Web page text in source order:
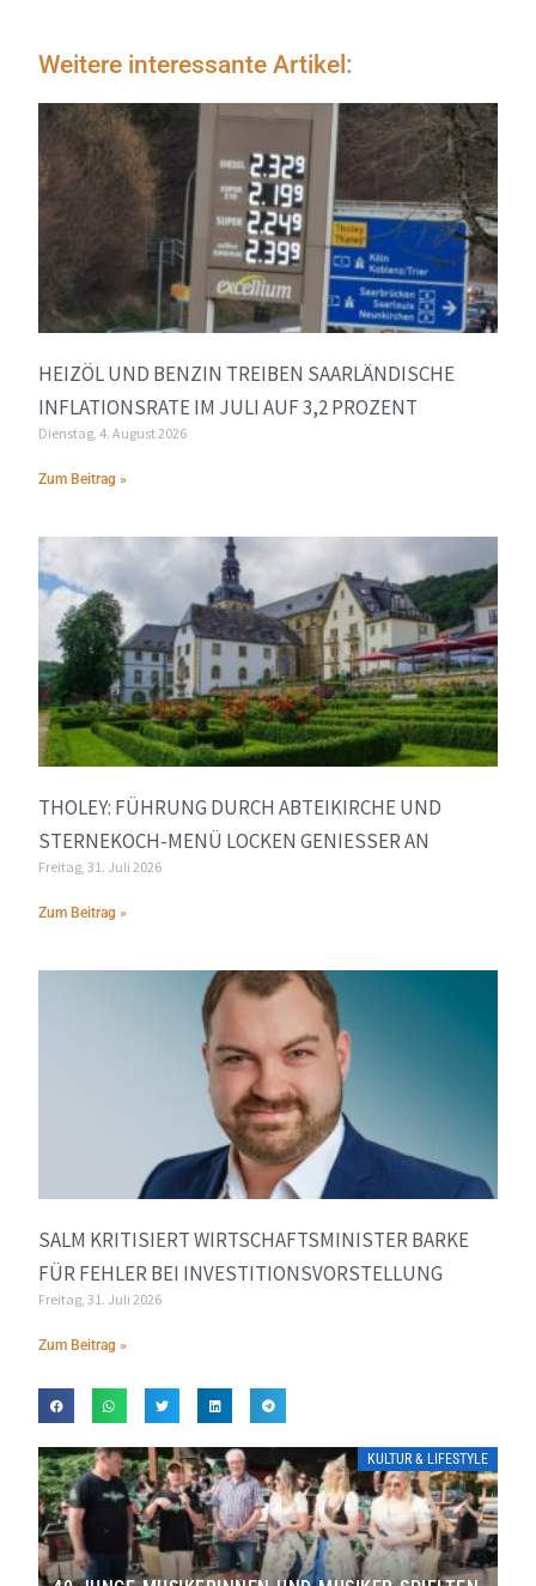
Weitere interessante Artikel:
HEIZÖL UND BENZIN TREIBEN SAARLÄNDISCHE
INFLATIONSRATE IM JULI AUF 3,2 PROZENT
Dienstag, 4. August 2026
Zum Beitrag »
THOLEY: FÜHRUNG DURCH ABTEIKIRCHE UND
STERNEKOCH-MENÜ LOCKEN GENIESSER AN
Freitag, 31. Juli 2026
Zum Beitrag »
SALM KRITISIERT WIRTSCHAFTSMINISTER BARKE
FÜR FEHLER BEI INVESTITIONSVORSTELLUNG
Freitag, 31. Juli 2026
Zum Beitrag »
KULTUR & LIFESTYLE